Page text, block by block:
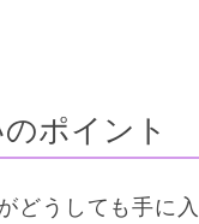
ポイント
どうしても手に